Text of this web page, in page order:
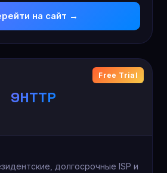
на сайт →
9HTTP
Free Trial
долгосрочные ISP и